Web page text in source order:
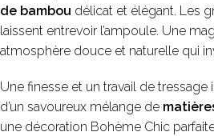
de bambou délicat et élégant. Les
laissent entrevoir l’ampoule. Une
atmosphère douce et naturelle qui
Une finesse et un travail de
d’un savoureux mélange de
une décoration Bohème Chic